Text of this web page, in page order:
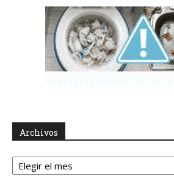
Archivos
Archivos